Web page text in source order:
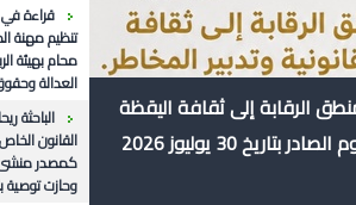
قراءة في
تنظيم مهنة
محام بهيئة
العدالة
الباحثة
القانون
كمصدر منشئ
وحازت توصية
الرقابة إلى ثقافة اليقظة
30 يوليوز 2026